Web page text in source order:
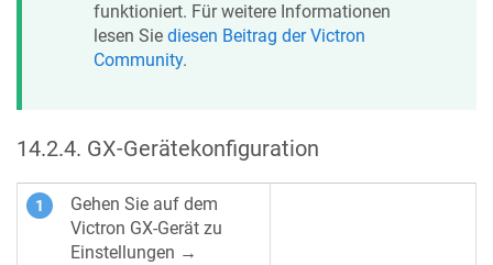
funktioniert. Für weitere Informationen
lesen Sie diesen Beitrag der Victron
Community.
14.2.4. GX-Gerätekonfiguration
Gehen Sie auf dem
Victron GX-Gerät zu
Einstellungen →